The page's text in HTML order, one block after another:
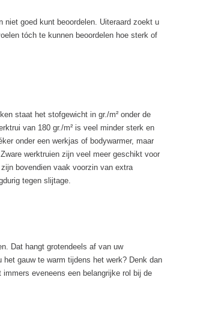
niet goed kunt beoordelen. Uiteraard zoekt u
tóch te kunnen beoordelen hoe sterk of
staat het stofgewicht in gr./m² onder de
van 180 gr./m² is veel minder sterk en
onder een werkjas of bodywarmer, maar
werktruien zijn veel meer geschikt voor
bovendien vaak voorzin van extra
tegen slijtage.
Dat hangt grotendeels af van uw
gauw te warm tijdens het werk? Denk dan
eveneens een belangrijke rol bij de